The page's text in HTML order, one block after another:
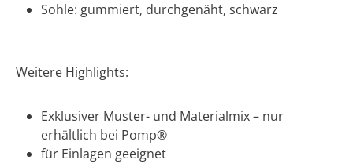
Sohle: gummiert, durchgenäht, schwarz
Weitere Highlights:
Exklusiver Muster- und Materialmix – nur
erhältlich bei Pomp®
für Einlagen geeignet